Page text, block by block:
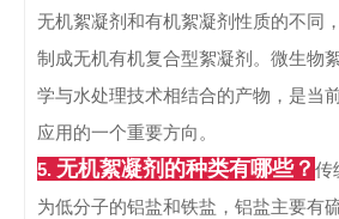
无机絮凝剂和有机絮凝剂性质的不同
制成无机有机复合型絮凝剂。微生物
学与水处理技术相结合的产物，是当
应用的一个重要方向。
5. 无机絮凝剂的种类有哪些？ 传
为低分子的铝盐和铁盐，铝盐主要有